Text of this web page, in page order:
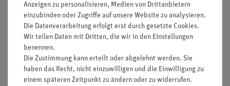
In diesem Versuch sollen 2 Volta-Elemente aufgebaut werden.
An ihnen wird die Spannung einer Einzelzelle und die
Spannung nach Reihenschaltung gemessen. Bei einer
Kurzschlussschaltung der Elektroden sollen Besonderheiten
der Wasserstoffabscheidung beobachtet werden.
Anzeigen zu personalisieren, Medien von Drittanbietern
einzubinden oder Zugriffe auf unsere Website zu analysieren.
Die Datenverarbeitung erfolgt erst durch gesetzte Cookies.
Wir teilen Daten mit Dritten, die wir in den Einstellungen
benennen.
Die Zustimmung kann erteilt oder abgelehnt werden. Sie
haben das Recht, nicht einzuwilligen und die Einwilligung zu
einem späteren Zeitpunkt zu ändern oder zu widerrufen.